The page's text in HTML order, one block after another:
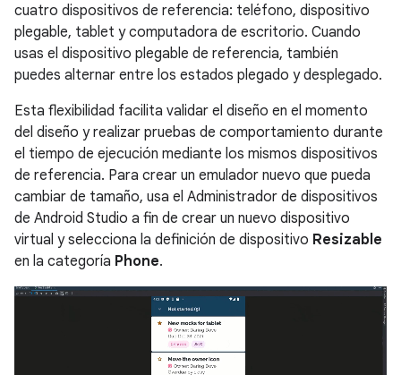
cuatro dispositivos de referencia: teléfono, dispositivo
plegable, tablet y computadora de escritorio. Cuando
usas el dispositivo plegable de referencia, también
puedes alternar entre los estados plegado y desplegado.
Esta flexibilidad facilita validar el diseño en el momento
del diseño y realizar pruebas de comportamiento durante
el tiempo de ejecución mediante los mismos dispositivos
de referencia. Para crear un emulador nuevo que pueda
cambiar de tamaño, usa el Administrador de dispositivos
de Android Studio a fin de crear un nuevo dispositivo
virtual y selecciona la definición de dispositivo Resizable
en la categoría Phone.